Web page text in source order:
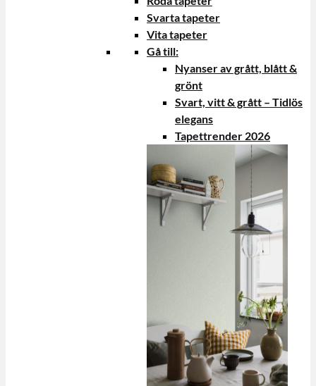
Svarta tapeter
Vita tapeter
Gå till:
Nyanser av grått, blått &
grönt
Svart, vitt & grått – Tidlös
elegans
Tapettrender 2026